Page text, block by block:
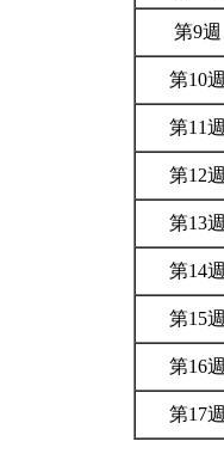
第9週
第10週
第11週
第12週
第13週
第14週
第15週
第16週
第17週